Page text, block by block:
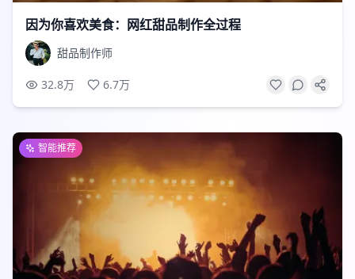
因为你喜欢美食：网红甜品制作全过程
甜品制作师
32.8万 6.7万
智能推荐